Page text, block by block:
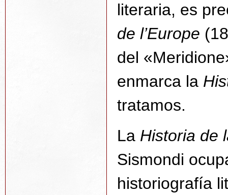
literaria, es
de l’Europe
del
enmarca la
tratamos.
La Historia de
Sismondi
historiografía